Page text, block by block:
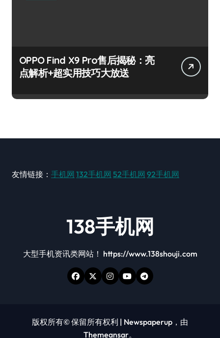
OPPO Find X9 Pro售后揭秘：亮
点解析+超实用技巧大放送
友情链接： 手机网 132手机网 52手机网 92手机网
138手机网
大型手机资讯类网站！ https://www.138shouji.com
版权所有© 保留所有权利 | Newspaperup ，由
Themeansar。